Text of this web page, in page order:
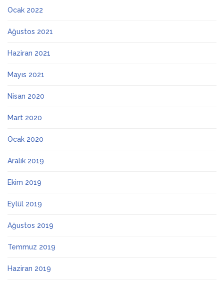
Ocak 2022
Ağustos 2021
Haziran 2021
Mayıs 2021
Nisan 2020
Mart 2020
Ocak 2020
Aralık 2019
Ekim 2019
Eylül 2019
Ağustos 2019
Temmuz 2019
Haziran 2019